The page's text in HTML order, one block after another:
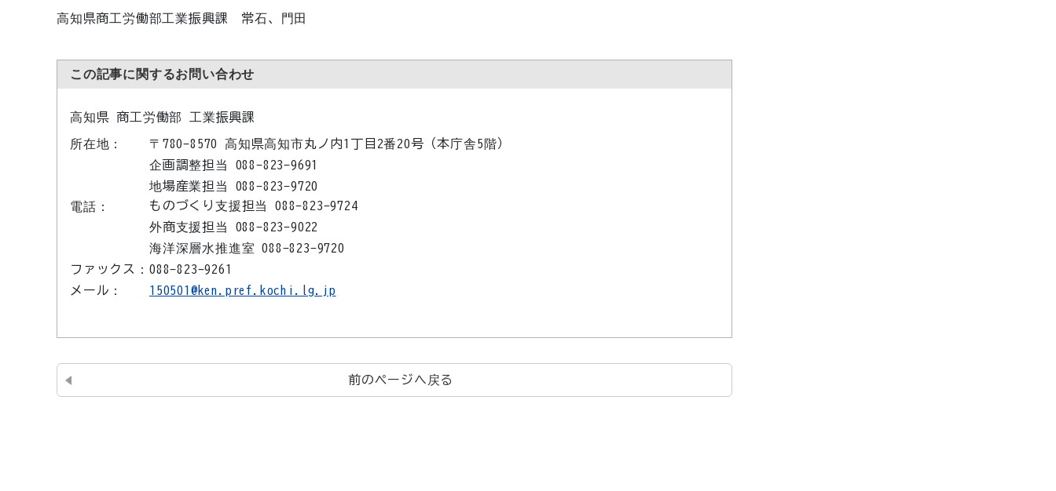
高知県商工労働部工業振興課 常石、門田
この記事に関するお問い合わせ
高知県 商工労働部 工業振興課
所在地： 〒780-8570 高知県高知市丸ノ内1丁目2番20号（本庁舎5階）
電話：
企画調整担当 088-823-9691
地場産業担当 088-823-9720
ものづくり支援担当 088-823-9724
外商支援担当 088-823-9022
海洋深層水推進室 088-823-9720
ファックス： 088-823-9261
メール：
150501@ken.pref.kochi.lg.jp
前のページへ戻る